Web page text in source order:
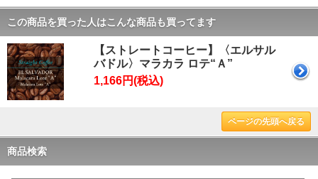
この商品を買った人はこんな商品も買ってます
【ストレートコーヒー】〈エルサル
バドル〉マラカラ ロテ“Ａ”
1,166円(税込)
ページの先頭へ戻る
商品検索